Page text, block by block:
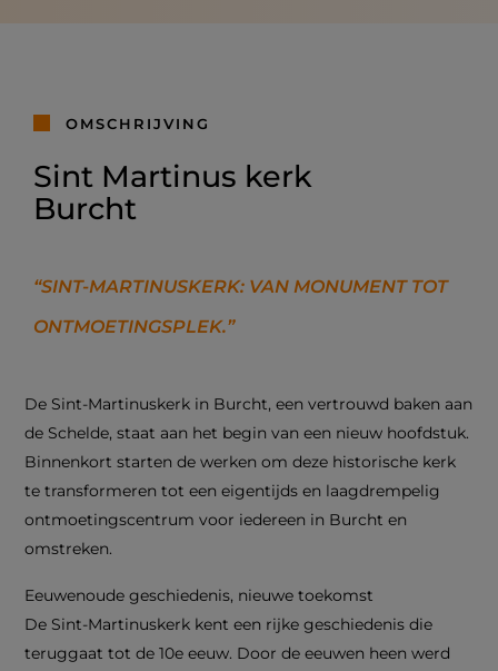
OMSCHRIJVING
Sint Martinus kerk
Burcht
De Sint-Martinuskerk in Burcht, een vertrouwd baken aan
de Schelde, staat aan het begin van een nieuw hoofdstuk.
Binnenkort starten de werken om deze historische kerk
te transformeren tot een eigentijds en laagdrempelig
ontmoetingscentrum voor iedereen in Burcht en
omstreken.
Eeuwenoude geschiedenis, nieuwe toekomst
De Sint-Martinuskerk kent een rijke geschiedenis die
teruggaat tot de 10e eeuw. Door de eeuwen heen werd
“SINT-MARTINUSKERK: VAN MONUMENT TOT
ONTMOETINGSPLEK.”